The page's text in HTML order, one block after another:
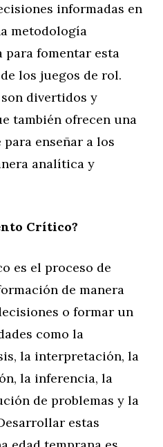
informadas en
metodología
para fomentar esta
los juegos de rol.
divertidos y
también ofrecen una
enseñar a los
analítica y
Crítico?
es el proceso de
de manera
o formar un
como la
la interpretación, la
la inferencia, la
de problemas y la
estas